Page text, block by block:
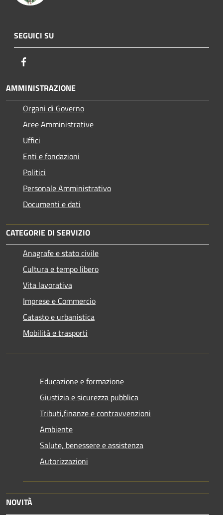
SEGUICI SU
AMMINISTRAZIONE
Organi di Governo
Aree Amministrative
Uffici
Enti e fondazioni
Politici
Personale Amministrativo
Documenti e dati
CATEGORIE DI SERVIZIO
Anagrafe e stato civile
Cultura e tempo libero
Vita lavorativa
Imprese e Commercio
Catasto e urbanistica
Mobilità e trasporti
Educazione e formazione
Giustizia e sicurezza pubblica
Tributi,finanze e contravvenzioni
Ambiente
Salute, benessere e assistenza
Autorizzazioni
NOVITÀ